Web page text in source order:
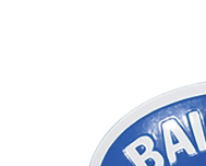
Mon Panier